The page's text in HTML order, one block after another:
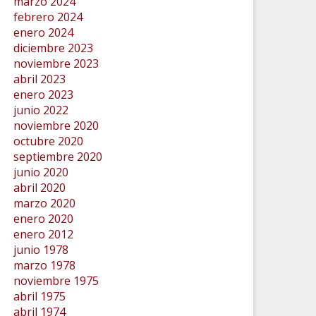
febrero 2024
enero 2024
diciembre 2023
noviembre 2023
abril 2023
enero 2023
junio 2022
noviembre 2020
octubre 2020
septiembre 2020
junio 2020
abril 2020
marzo 2020
enero 2020
enero 2012
junio 1978
marzo 1978
noviembre 1975
abril 1975
abril 1974